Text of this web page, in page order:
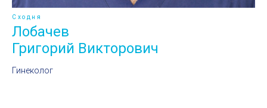
Сходня
Лобачев
Григорий Викторович
Гинеколог